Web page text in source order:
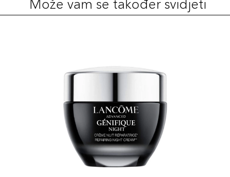
Može vam se također svidjeti